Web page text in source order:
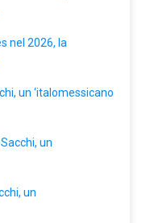
nel 2026, la
un ‘italomessicano
un
un